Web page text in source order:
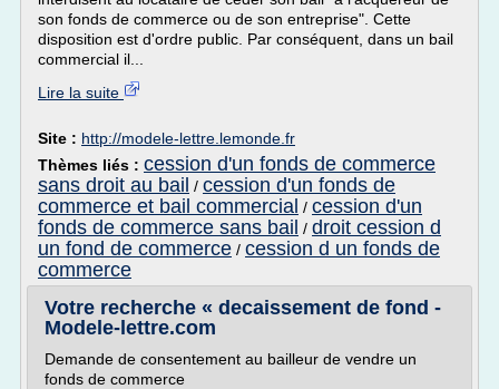
son fonds de commerce ou de son entreprise". Cette
disposition est d'ordre public. Par conséquent, dans un bail
commercial il...
Lire la suite
Site : http://modele-lettre.lemonde.fr
Thèmes liés : cession d'un fonds de commerce
sans droit au bail / cession d'un fonds de
commerce et bail commercial / cession d'un
fonds de commerce sans bail / droit cession d
un fond de commerce / cession d un fonds de
commerce
Votre recherche « decaissement de fond -
Modele-lettre.com
Demande de consentement au bailleur de vendre un
fonds de commerce